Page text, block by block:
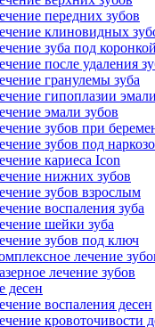
передних зубов
клиновидных
зуба под коронкой
после удаления
гранулемы зуба
гипоплазии
эмали зубов
зубов при
зубов под
кариеса Icon
нижних зубов
зубов взрослым
воспаления зуба
шейки зуба
зубов под ключ
лечение
лечение зубов
десен
воспаления десен
кровоточивости